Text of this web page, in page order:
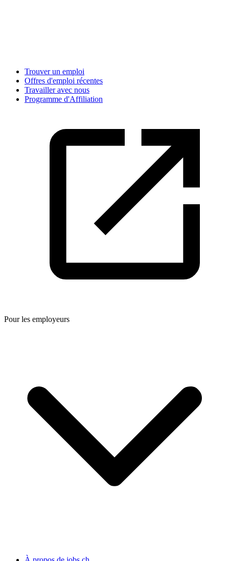
Trouver un emploi
Offres d'emploi récentes
Travailler avec nous
Programme d'Affiliation
Pour les employeurs